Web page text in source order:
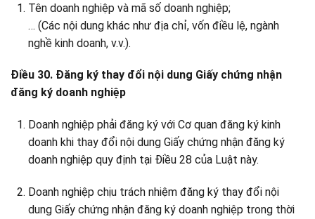
Tên doanh nghiệp và mã số doanh nghiệp;
… (Các nội dung khác như địa chỉ, vốn điều lệ, ngành
nghề kinh doanh, v.v.).
Điều 30. Đăng ký thay đổi nội dung Giấy chứng nhận
đăng ký doanh nghiệp
Doanh nghiệp phải đăng ký với Cơ quan đăng ký kinh
doanh khi thay đổi nội dung Giấy chứng nhận đăng ký
doanh nghiệp quy định tại Điều 28 của Luật này.
Doanh nghiệp chịu trách nhiệm đăng ký thay đổi nội
dung Giấy chứng nhận đăng ký doanh nghiệp trong thời